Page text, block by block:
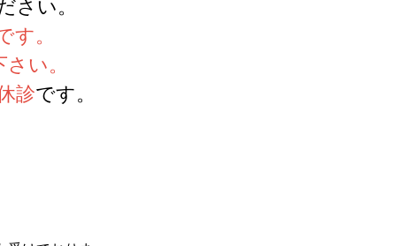
さい。
す。
い。
診です。